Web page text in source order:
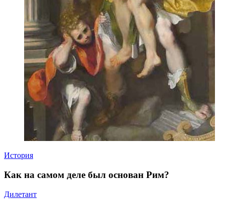
История
Как на самом деле был основан Рим?
Дилетант